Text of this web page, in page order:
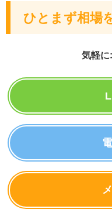
ひとまず相場
気軽に